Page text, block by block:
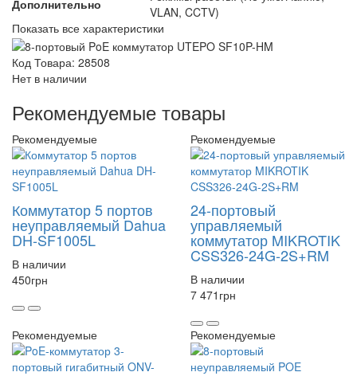
Дополнительно
VLAN, CCTV)
Показать все характеристики
Код Товара: 28508
Нет в наличии
Рекомендуемые товары
Рекомендуемые
Коммутатор 5 портов
неуправляемый Dahua
DH-SF1005L
В наличии
450грн
Рекомендуемые
24-портовый
управляемый
коммутатор MIKROTIK
CSS326-24G-2S+RM
В наличии
7 471 грн
Рекомендуемые Рекомендуемые